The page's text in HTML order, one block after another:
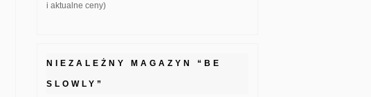
i aktualne ceny)
NIEZALEŻNY MAGAZYN “BE
SLOWLY”